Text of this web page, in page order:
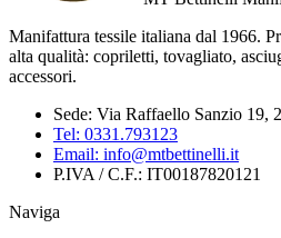
Manifattura tessile italiana dal 1966.
alta qualità: copriletti, tovagliato,
accessori.
Sede: Via Raffaello Sanzio 19,
Tel: 0331.793123
Email: info@mtbettinelli.it
P.IVA / C.F.: IT00187820121
Naviga